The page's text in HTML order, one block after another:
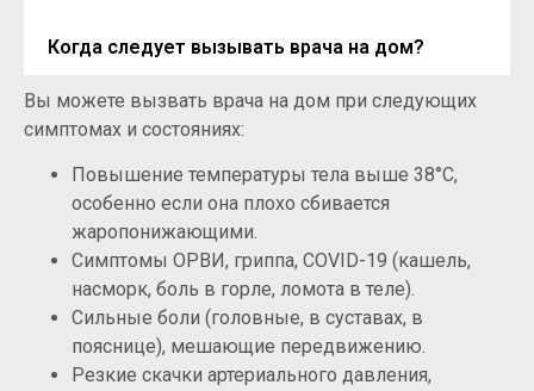
Когда следует вызывать врача на дом?
Вы можете вызвать врача на дом при следующих
симптомах и состояниях:
Повышение температуры тела выше 38°C,
особенно если она плохо сбивается
жаропонижающими.
Симптомы ОРВИ, гриппа, COVID-19 (кашель,
насморк, боль в горле, ломота в теле).
Сильные боли (головные, в суставах, в
пояснице), мешающие передвижению.
Резкие скачки артериального давления,